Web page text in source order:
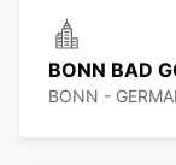
BONN BAD
BONN -